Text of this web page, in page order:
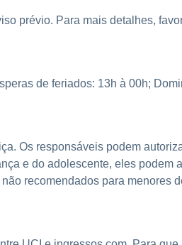
prévio. Para mais detalhes,
de feriados: 13h à 00h;
Os responsáveis podem
e do adolescente, eles
recomendados para menores